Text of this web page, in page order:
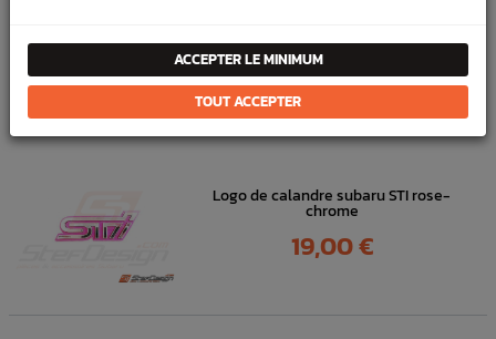
DANSLA MÊME
CATÉGORIE
Logo de calandre subaru STI rose-
chrome
Prix
19,00 €
ACCEPTER LE MINIMUM
TOUT ACCEPTER